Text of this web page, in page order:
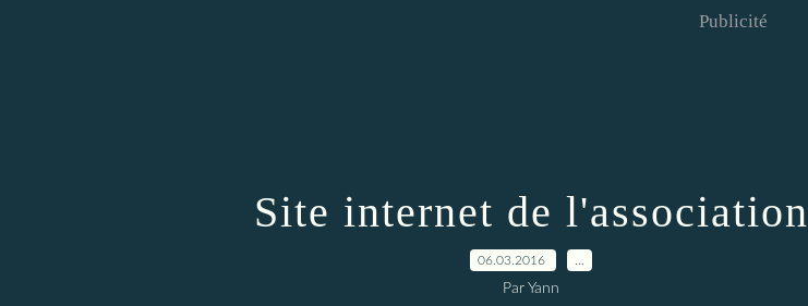
Publicité
Site internet de l'association
06.03.2016
Par Yann